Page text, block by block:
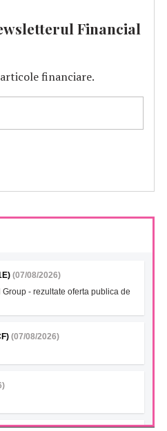
Financial
financiare.
(07/08/2026)
- rezultate oferta publica de
(07/08/2026)